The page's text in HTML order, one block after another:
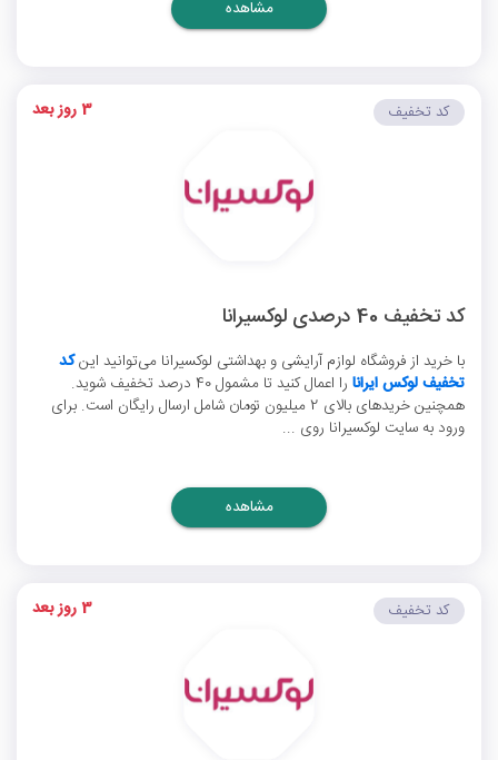
مشاهده
کد تخفیف 40 درصدی لوکسیرانا
با خرید از فروشگاه لوازم آرایشی و بهداشتی لوکسیرانا می‌توانید اینکد
تخفیف لوکس ایرانا
را اعمال کنید تا مشمول 40 درصد تخفیف شوید.
همچنین خریدهای بالای 2 میلیون تومان شامل ارسال رایگان است. برای
ورود به سایت لوکسیرانا روی ...
کد تخفیف 3 روز بعد
مشاهده
کد تخفیف 3 روز بعد